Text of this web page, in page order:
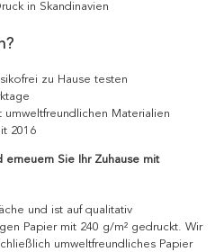
in Skandinavien
zu Hause testen
Materialien
2016
Sie Ihr Zuhause mit
und ist auf qualitativ
Papier mit 240 g/m² gedruckt. Wir
umweltfreundliches Papier